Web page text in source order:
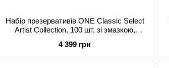
Набір презервативів ONE Classic Select
Artist Collection, 100 шт, зі змазкою,
4 399 грн